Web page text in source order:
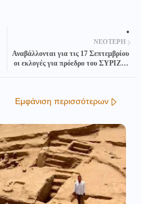
ΝΕΌΤΕΡΗ
Αναβάλλονται για τις 17 Σεπτεμβρίου
οι εκλογές για πρόεδρο του ΣΥΡΙΖΑ-
Εμφάνιση περισσότερων